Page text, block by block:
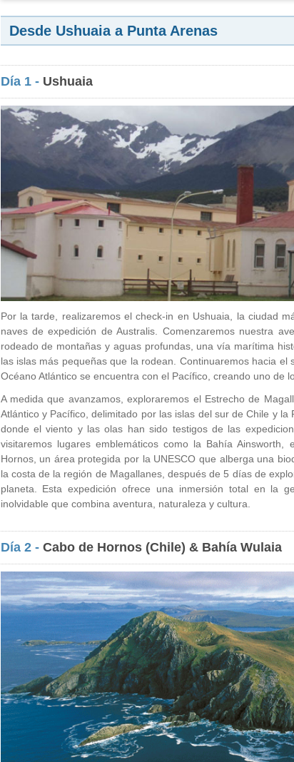
Desde Ushuaia a Punta Arenas
Día 1 -Ushuaia
Por la tarde, realizaremos el check-in en Ushuaia, la ciudad
naves de expedición de Australis. Comenzaremos nuestra
rodeado de montañas y aguas profundas, una vía marítima
las islas más pequeñas que la rodean. Continuaremos hacia
Océano Atlántico se encuentra con el Pacífico, creando uno de
A medida que avanzamos, exploraremos el Estrecho de
Atlántico y Pacífico, delimitado por las islas del sur de Chile y
donde el viento y las olas han sido testigos de las
visitaremos lugares emblemáticos como la Bahía
Hornos, un área protegida por la UNESCO que alberga una
la costa de la región de Magallanes, después de 5 días de
planeta. Esta expedición ofrece una inmersión total en la
inolvidable que combina aventura, naturaleza y cultura.
Día 2 -Cabo de Hornos (Chile) & Bahía Wulaia